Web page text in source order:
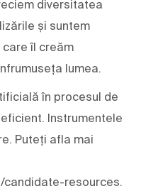
diversitatea
și suntem
îl creăm
lumea.
în procesul de
Instrumentele
Puteți afla mai
candidate-resources.